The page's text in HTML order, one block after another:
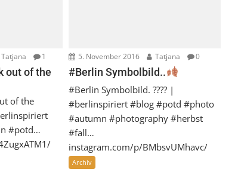
Tatjana 1
out of the
of the
#potd…
5. November 2016 Tatjana 0
#Berlin Symbolbild..
#Berlin Symbolbild. ???? |
#berlinspiriert #blog #potd #photo
#autumn #photography #herbst
#fall…
instagram.com/p/BMbsvUMhavc/
Archiv